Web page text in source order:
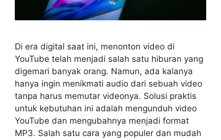
Di era digital saat ini, menonton video di
YouTube telah menjadi salah satu hiburan yang
digemari banyak orang. Namun, ada kalanya
hanya ingin menikmati audio dari sebuah video
tanpa harus memutar videonya. Solusi praktis
untuk kebutuhan ini adalah mengunduh video
YouTube dan mengubahnya menjadi format
MP3. Salah satu cara yang populer dan mudah